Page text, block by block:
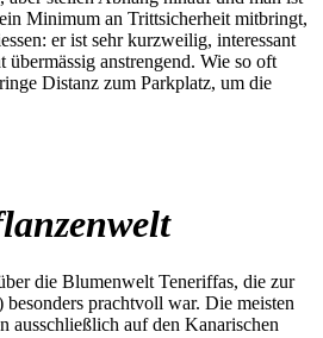
Minimum an Trittsicherheit mitbringt,
er ist sehr kurzweilig, interessant
anstrengend. Wie so oft
Distanz zum Parkplatz, um die
die Blumenwelt Teneriffas, die zur
besonders prachtvoll war. Die meisten
ausschließlich auf den Kanarischen